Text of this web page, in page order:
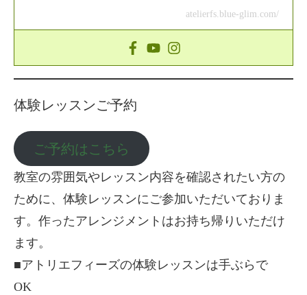
atelierfs.blue-glim.com/
体験レッスンご予約
ご予約はこちら
教室の雰囲気やレッスン内容を確認されたい方の
ために、体験レッスンにご参加いただいておりま
す。作ったアレンジメントはお持ち帰りいただけ
ます。
■アトリエフィーズの体験レッスンは手ぶらで
OK